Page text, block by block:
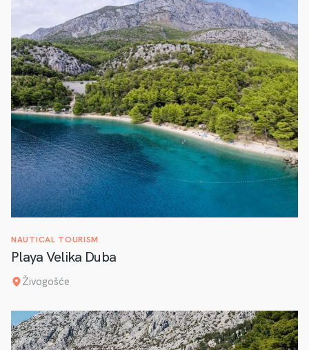
NAUTICAL TOURISM
Playa Velika Duba
Živogošće